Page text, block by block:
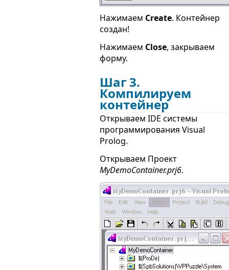
Нажимаем Create. Контейнер
создан!
Нажимаем Close, закрываем
форму.
Шаг 3.
Компилируем
контейнер
Открываем IDE системы
программирования Visual
Prolog.
Открываем Проект
MyDemoContainer.prj6.